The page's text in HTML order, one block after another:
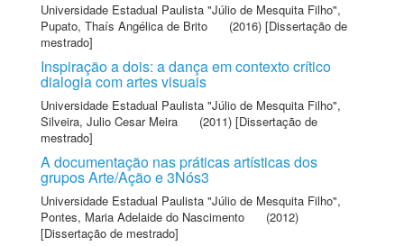
Universidade Estadual Paulista "Júlio de Mesquita Filho",
Pupato, Thaís Angélica de Brito
(2016) [Dissertação de
mestrado]
Inspiração a dois: a dança em contexto crítico
dialogia com artes visuais
Universidade Estadual Paulista "Júlio de Mesquita Filho",
Silveira, Julio Cesar Meira
(2011) [Dissertação de
mestrado]
A documentação nas práticas artísticas dos
grupos Arte/Ação e 3Nós3
Universidade Estadual Paulista "Júlio de Mesquita Filho",
Pontes, Maria Adelaide do Nascimento
(2012)
[Dissertação de mestrado]